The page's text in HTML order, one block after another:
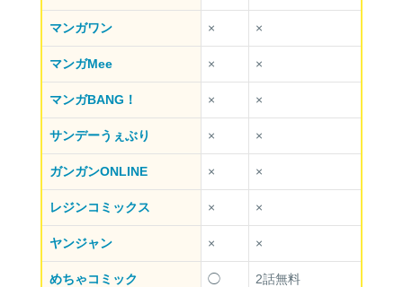
マンガワン × ×
マンガMee × ×
マンガBANG！ × ×
サンデーうぇぶり × ×
ガンガンONLINE × ×
レジンコミックス × ×
ヤンジャン × ×
めちゃコミック ◯ 2話無料